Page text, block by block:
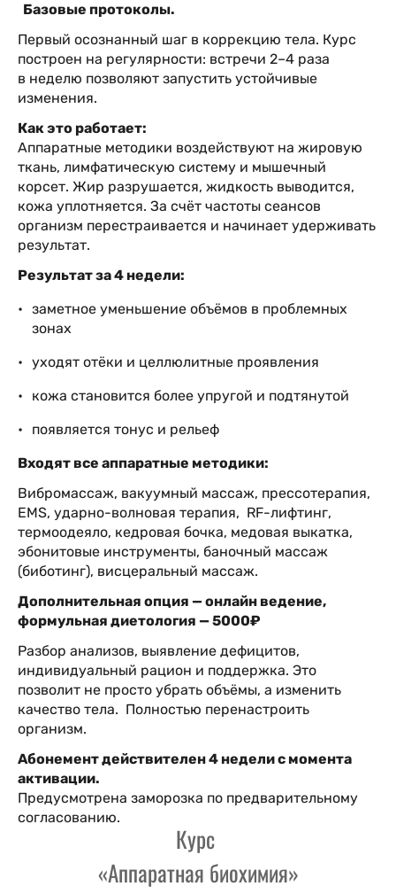
Базовые протоколы.
Первый осознанный шаг в коррекцию тела. Курс
построен на регулярности: встречи 2–4 раза
в неделю позволяют запустить устойчивые
изменения.
Как это работает:
Аппаратные методики воздействуют на жировую
ткань, лимфатическую систему и мышечный
корсет. Жир разрушается, жидкость выводится,
кожа уплотняется. За счёт частоты сеансов
организм перестраивается и начинает удерживать
результат.
Результат за 4 недели:
заметное уменьшение объёмов в проблемных
зонах
уходят отёки и целлюлитные проявления
кожа становится более упругой и подтянутой
появляется тонус и рельеф
Входят все аппаратные методики:
Вибромассаж, вакуумный массаж, прессотерапия,
EMS, ударно-волновая терапия, RF-лифтинг,
термоодеяло, кедровая бочка, медовая выкатка,
эбонитовые инструменты, баночный массаж
(биботинг), висцеральный массаж.
Дополнительная опция — онлайн ведение,
формульная диетология — 5000₽
Разбор анализов, выявление дефицитов,
индивидуальный рацион и поддержка. Это
позволит не просто убрать объёмы, а изменить
качество тела. Полностью перенастроить
организм.
Абонемент действителен 4 недели с момента
активации.
Предусмотрена заморозка по предварительному
согласованию.
Курс
«Аппаратная биохимия»